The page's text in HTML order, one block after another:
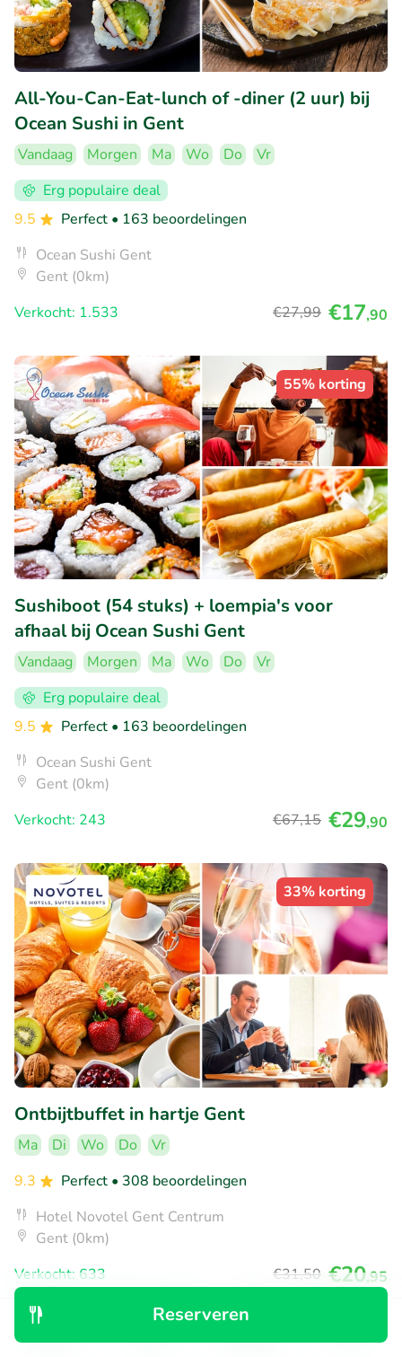
Reserveren
All-You-Can-Eat-lunch of -diner (2 uur) bij
Ocean Sushi in Gent
Vandaag Morgen Ma Wo Do
Vr
Erg populaire deal
9.5
Perfect • 163 beoordelingen
Ocean Sushi Gent
Gent (0km)
Verkocht: 1.533
€27,99 €17,90
55% korting
Sushiboot (54 stuks) + loempia's voor
afhaal bij Ocean Sushi Gent
Vandaag Morgen Ma Wo Do
Vr
Erg populaire deal
9.5
Perfect • 163 beoordelingen
Ocean Sushi Gent
Gent (0km)
Verkocht: 243
€67,15 €29,90
33% korting
Ontbijtbuffet in hartje Gent
Ma Di Wo Do
Vr
9.3
Perfect • 308 beoordelingen
Hotel Novotel Gent Centrum
Gent (0km)
Verkocht: 633
€31,50 €20,95
22% korting